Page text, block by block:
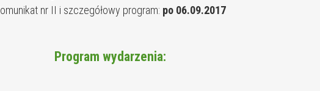
nr II i szczegółowy program: po 06.09.2017
Program wydarzenia: